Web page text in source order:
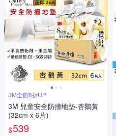
3M全館8折UP
3M 兒童安全防撞地墊-杏鵝黃
(32cm x 6片)
$539